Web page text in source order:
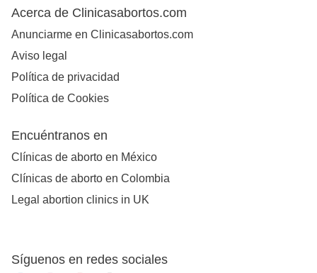
Acerca de Clinicasabortos.com
Anunciarme en Clinicasabortos.com
Aviso legal
Política de privacidad
Política de Cookies
Encuéntranos en
Clínicas de aborto en México
Clínicas de aborto en Colombia
Legal abortion clinics in UK
Síguenos en redes sociales